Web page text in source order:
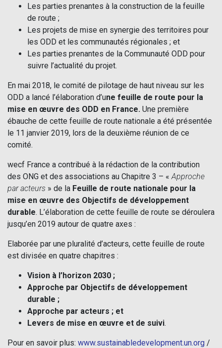
Les parties prenantes à la construction de la feuille
de route ;
Les projets de mise en synergie des territoires pour
les ODD et les communautés régionales ; et
Les parties prenantes de la Communauté ODD pour
suivre l’actualité du projet.
En mai 2018, le comité de pilotage de haut niveau sur les
ODD a lancé l’élaboration d’une feuille de route pour la
mise en œuvre des ODD en France. Une première
ébauche de cette feuille de route nationale a été présentée
le 11 janvier 2019, lors de la deuxième réunion de ce
comité.
wecf France a contribué à la rédaction de la contribution
des ONG et des associations au Chapitre 3 – « Approche
par acteurs » de la Feuille de route nationale pour la
mise en œuvre des Objectifs de développement
durable. L’élaboration de cette feuille de route se déroulera
jusqu’en 2019 autour de quatre axes :
Elaborée par une pluralité d’acteurs, cette feuille de route
est divisée en quatre chapitres :
Vision à l’horizon 2030 ;
Approche par Objectifs de développement
durable ;
Approche par acteurs ; et
Levers de mise en œuvre et de suivi.
Pour en savoir plus: www.sustainabledevelopment.un.org /